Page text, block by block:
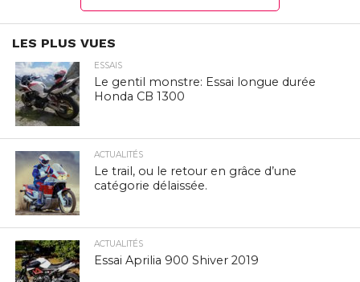
LES PLUS VUES
ESSAIS
Le gentil monstre: Essai longue durée
Honda CB 1300
ACTUALITÉS
Le trail, ou le retour en grâce d’une
catégorie délaissée.
ACTUALITÉS
Essai Aprilia 900 Shiver 2019